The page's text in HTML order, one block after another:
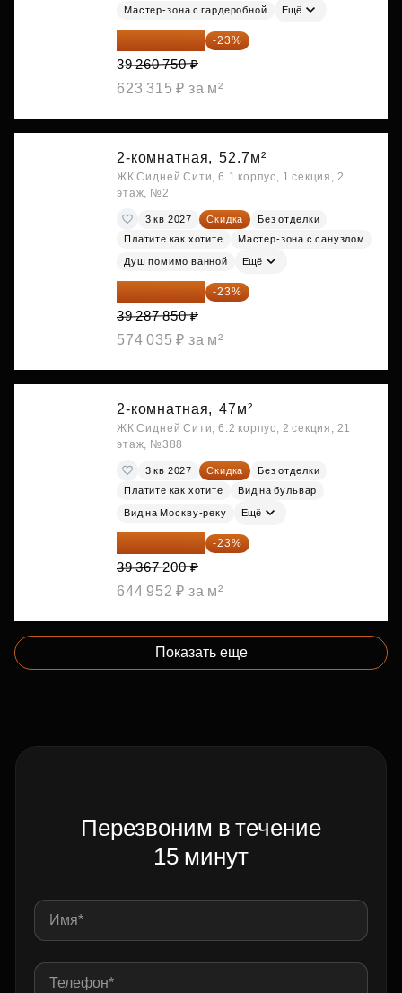
Мастер-зона с гардеробной Ещё
30 230 778 ₽ -23%
39 260 750 ₽
623 315 ₽ за м²
2-комнатная, 52.7м²
ЖК Сидней Сити, 6.1 корпус, 1 секция, 2
этаж, №2
3 кв 2027 Скидка
Без отделки
Платите как хотите
Мастер-зона с санузлом
Душ помимо ванной Ещё
30 251 645 ₽ -23%
39 287 850 ₽
574 035 ₽ за м²
2-комнатная, 47м²
ЖК Сидней Сити, 6.2 корпус, 2 секция, 21
этаж, №388
3 кв 2027 Скидка
Без отделки
Платите как хотите
Вид на бульвар
Вид на Москву-реку Ещё
30 312 744 ₽ -23%
39 367 200 ₽
644 952 ₽ за м²
Показать еще
Перезвоним в течение
15 минут